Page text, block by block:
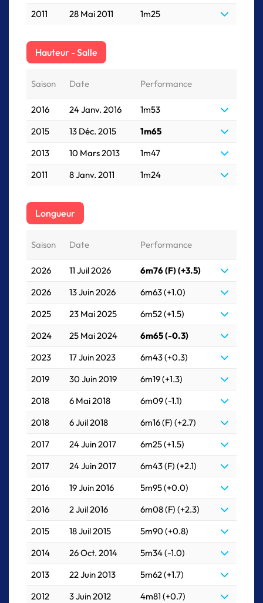
2011
28 Mai 2011 1m25
Hauteur - Salle
Saison Date Performance
2016 24 Janv. 2016
1m53
2015
13 Déc. 2015
1m65
2013
10 Mars 2013
1m47
2011
8 Janv. 2011 1m24
Longueur
Saison Date Performance
2026 11 Juil 2026
6m76 (F) (+3.5)
2026
13 Juin 2026
6m63 (+1.0)
2025
23 Mai 2025
6m52 (+1.5)
2024
25 Mai 2024
6m65 (-0.3)
2023
17 Juin 2023
6m43 (+0.3)
2019
30 Juin 2019
6m19 (+1.3)
2018
6 Mai 2018
6m09 (-1.1)
2018
6 Juil 2018
6m16 (F) (+2.7)
2017
24 Juin 2017
6m25 (+1.5)
2017
24 Juin 2017
6m43 (F) (+2.1)
2016
19 Juin 2016
5m95 (+0.0)
2016
2 Juil 2016
6m08 (F) (+2.3)
2015
18 Juil 2015
5m90 (+0.8)
2014
26 Oct. 2014
5m34 (-1.0)
2013
22 Juin 2013
5m62 (+1.7)
2012
3 Juin 2012 4m81 (+0.7)